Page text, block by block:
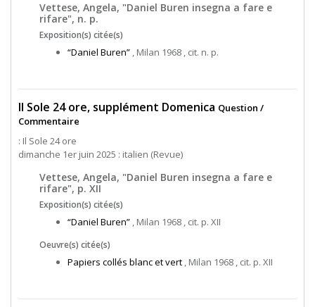
Vettese, Angela, "Daniel Buren insegna a fare e
rifare", n. p.
Exposition(s) citée(s)
“Daniel Buren” , Milan 1968 , cit. n. p.
Il Sole 24 ore, supplément Domenica Question /
Commentaire
: Il Sole 24 ore
dimanche 1er juin 2025 : italien (Revue)
Vettese, Angela, "Daniel Buren insegna a fare e
rifare", p. XII
Exposition(s) citée(s)
“Daniel Buren” , Milan 1968 , cit. p. XII
Oeuvre(s) citée(s)
Papiers collés blanc et vert , Milan 1968 , cit. p. XII